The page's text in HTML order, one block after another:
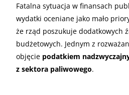
Fatalna sytuacja w finansach
wydatki oceniane jako mało
że rząd poszukuje dodatkowych
budżetowych. Jednym z
objęcie podatkiem
z sektora paliwowego.